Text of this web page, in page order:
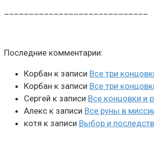
Последние комментарии:
Корбан к записи Все три
Корбан к записи Все три
Сергей к записи Все концовки и
Алекс к записи Все руны в
котя к записи Выбор и